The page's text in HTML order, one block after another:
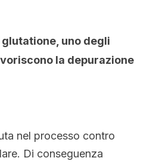
uno degli
la depurazione
nel processo contro
Di conseguenza